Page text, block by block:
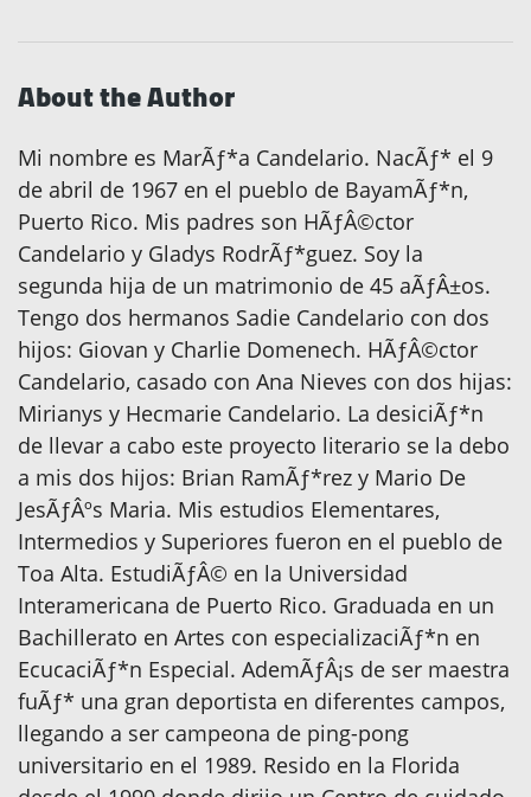
About the Author
Mi nombre es MarÃƒ*a Candelario. NacÃƒ* el 9
de abril de 1967 en el pueblo de BayamÃƒ*n,
Puerto Rico. Mis padres son HÃƒÂ©ctor
Candelario y Gladys RodrÃƒ*guez. Soy la
segunda hija de un matrimonio de 45 aÃƒÂ±os.
Tengo dos hermanos Sadie Candelario con dos
hijos: Giovan y Charlie Domenech. HÃƒÂ©ctor
Candelario, casado con Ana Nieves con dos hijas:
Mirianys y Hecmarie Candelario. La desiciÃƒ*n
de llevar a cabo este proyecto literario se la debo
a mis dos hijos: Brian RamÃƒ*rez y Mario De
JesÃƒÂºs Maria. Mis estudios Elementares,
Intermedios y Superiores fueron en el pueblo de
Toa Alta. EstudiÃƒÂ© en la Universidad
Interamericana de Puerto Rico. Graduada en un
Bachillerato en Artes con especializaciÃƒ*n en
EcucaciÃƒ*n Especial. AdemÃƒÂ¡s de ser maestra
fuÃƒ* una gran deportista en diferentes campos,
llegando a ser campeona de ping-pong
universitario en el 1989. Resido en la Florida